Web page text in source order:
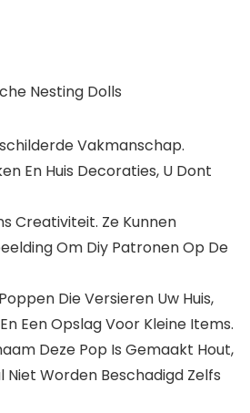
Nesting Dolls
Vakmanschap.
En Huis Decoraties, U Dont
Creativiteit. Ze Kunnen
Om Diy Patronen Op De
Die Versieren Uw Huis,
Een Opslag Voor Kleine Items.
Deze Pop Is Gemaakt Hout,
Niet Worden Beschadigd Zelfs